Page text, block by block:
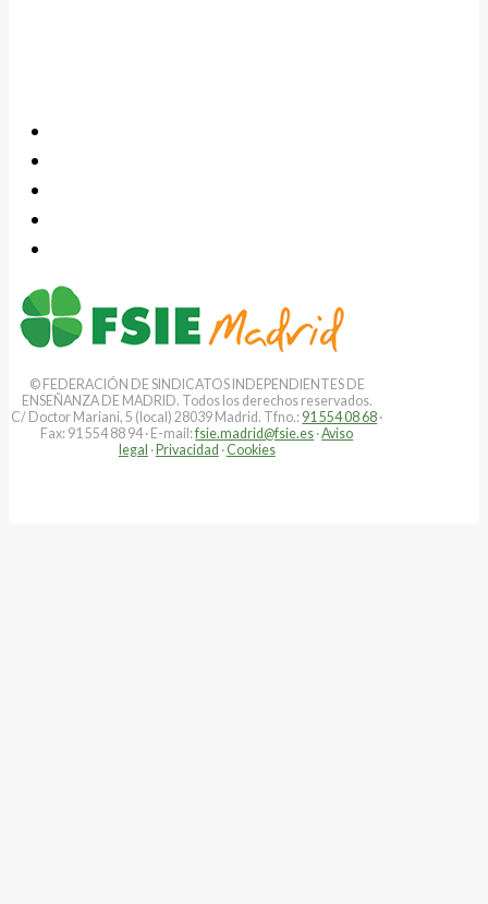
© FEDERACIÓN DE SINDICATOS INDEPENDIENTES DE
ENSEÑANZA DE MADRID. Todos los derechos reservados.
C/ Doctor Mariani, 5 (local) 28039 Madrid. Tfno.: 91 554 08 68 ·
Fax: 91 554 88 94 · E-mail:fsie.madrid@fsie.es ·Aviso
legal ·Privacidad · Cookies